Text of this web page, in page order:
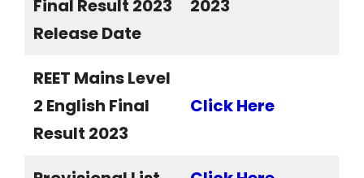
Final Result 2023
Release Date
2023
REET Mains Level
2 English Final
Result 2023
Click Here